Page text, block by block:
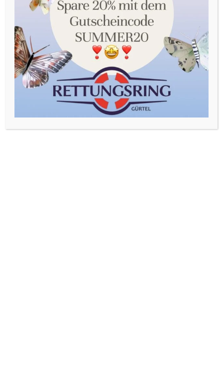
Auswahl jederzeit unter Einstellungen widerrufen oder
Einstellungen Akzeptieren